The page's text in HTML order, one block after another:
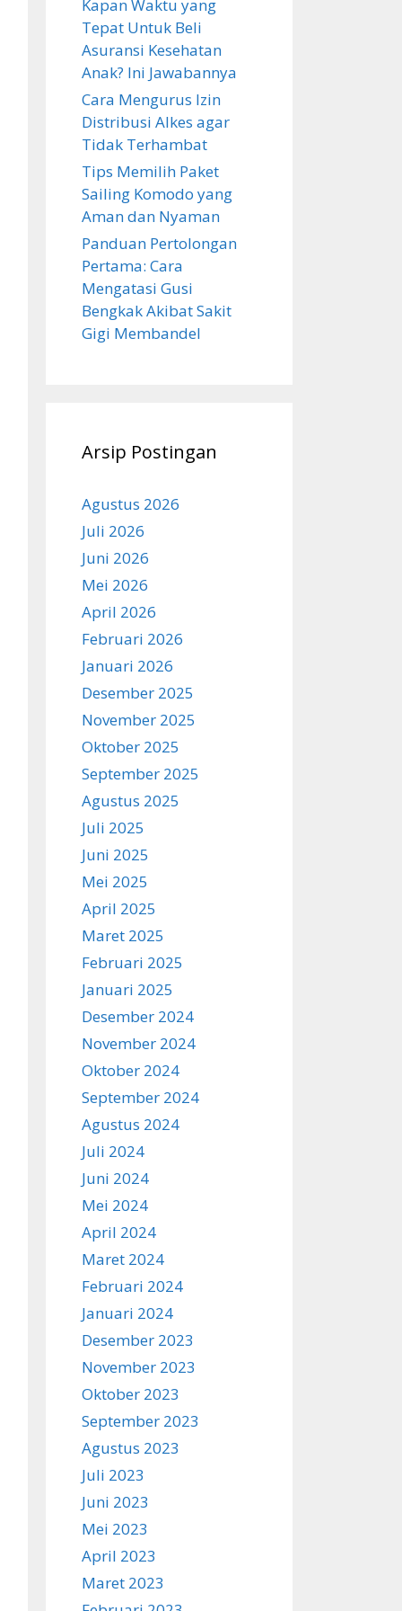
Kapan Waktu yang
Tepat Untuk Beli
Asuransi Kesehatan
Anak? Ini Jawabannya
Cara Mengurus Izin
Distribusi Alkes agar
Tidak Terhambat
Tips Memilih Paket
Sailing Komodo yang
Aman dan Nyaman
Panduan Pertolongan
Pertama: Cara
Mengatasi Gusi
Bengkak Akibat Sakit
Gigi Membandel
Arsip Postingan
Agustus 2026
Juli 2026
Juni 2026
Mei 2026
April 2026
Februari 2026
Januari 2026
Desember 2025
November 2025
Oktober 2025
September 2025
Agustus 2025
Juli 2025
Juni 2025
Mei 2025
April 2025
Maret 2025
Februari 2025
Januari 2025
Desember 2024
November 2024
Oktober 2024
September 2024
Agustus 2024
Juli 2024
Juni 2024
Mei 2024
April 2024
Maret 2024
Februari 2024
Januari 2024
Desember 2023
November 2023
Oktober 2023
September 2023
Agustus 2023
Juli 2023
Juni 2023
Mei 2023
April 2023
Maret 2023